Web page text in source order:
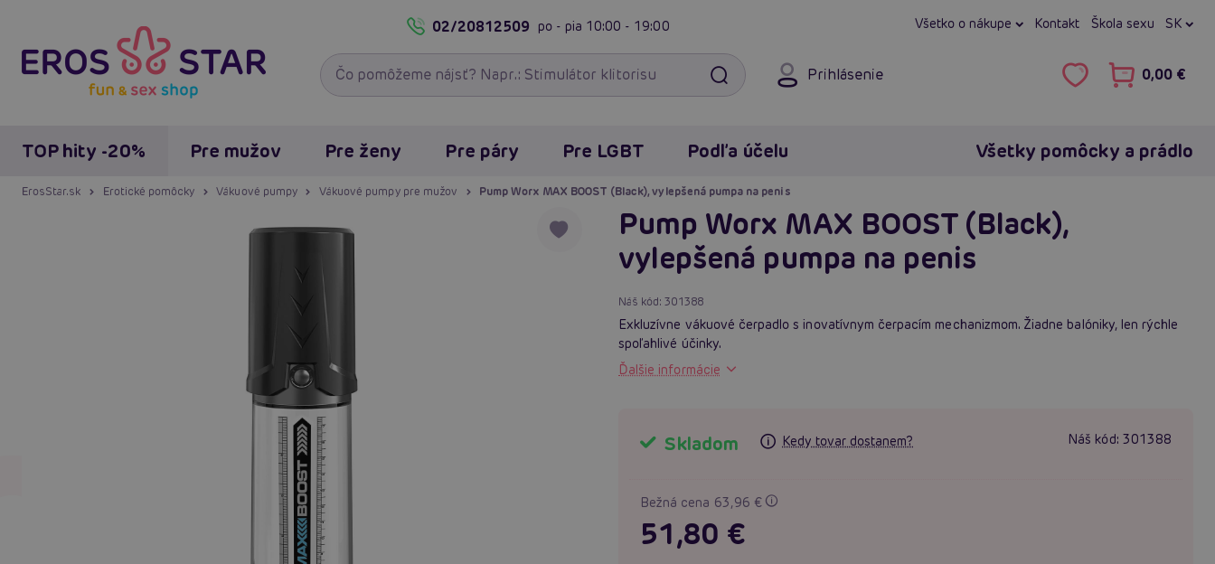
02/20812509 po - pia 10:00 - 19:00 Všetko o nákupe Kontakt Škola sexu SK
Prihlásenie 0,00 €
TOP hity -20% Pre mužov Pre ženy Pre páry Pre LGBT Podľa účelu Všetky pomôcky a prádlo
ErosStar.sk Erotické pomôcky Vákuové pumpy Vákuové pumpy pre mužov Pump Worx MAX BOOST (Black), vylepšená pumpa na penis
Pump Worx MAX BOOST (Black),
vylepšená pumpa na penis
Náš kód:301388
Exkluzívne vákuové čerpadlo s inovatívnym čerpacím mechanizmom. Žiadne balóniky, len rýchle
spoľahlivé účinky.
Ďalšie informácie
Skladom Kedy tovar dostanem? Náš kód: 301388
Bežná cena 63,96 €
51,80 €